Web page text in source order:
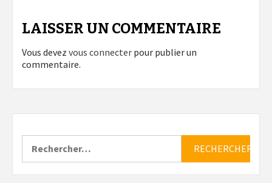
LAISSER UN COMMENTAIRE
Vous devez vous connecter pour publier un
commentaire.